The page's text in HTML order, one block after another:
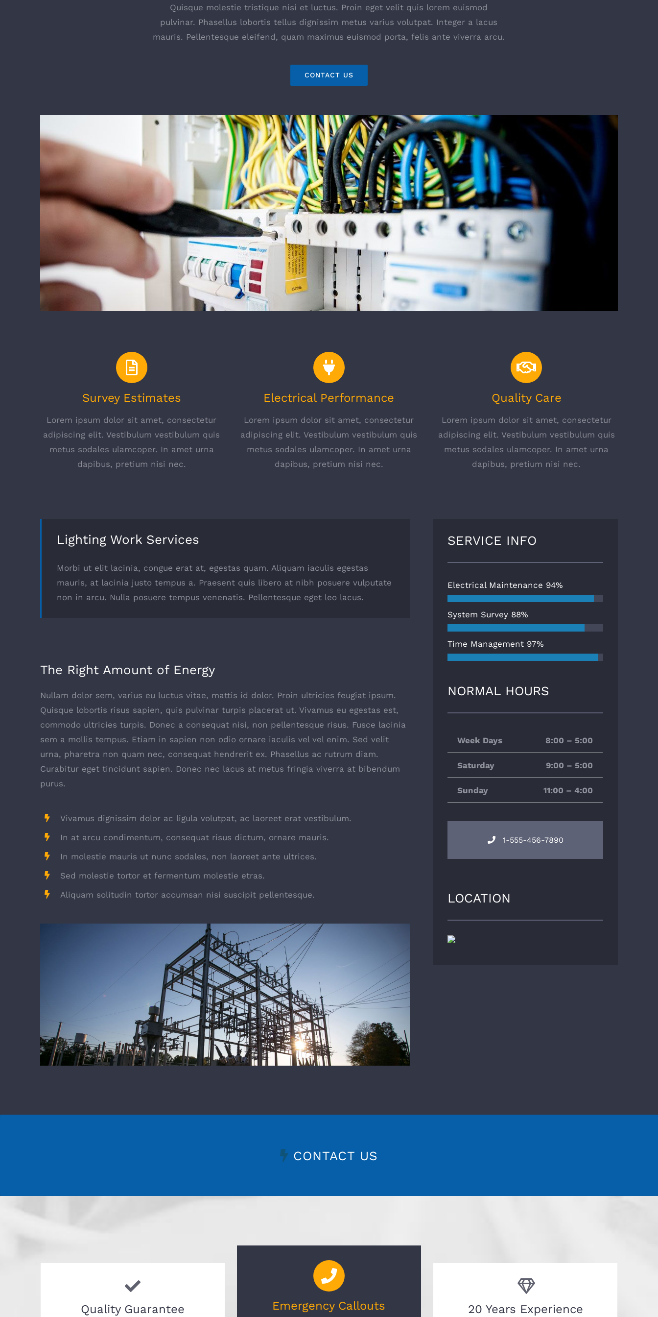
Quisque molestie tristique nisi et luctus. Proin eget velit quis lorem euismod
pulvinar. Phasellus lobortis tellus dignissim metus varius volutpat. Integer a lacus
mauris. Pellentesque eleifend, quam maximus euismod porta, felis ante viverra arcu.
CONTACT US
Survey Estimates
Lorem ipsum dolor sit amet, consectetur
adipiscing elit. Vestibulum vestibulum quis
metus sodales ulamcoper. In amet urna
dapibus, pretium nisi nec.
Electrical Performance
Lorem ipsum dolor sit amet, consectetur
adipiscing elit. Vestibulum vestibulum quis
metus sodales ulamcoper. In amet urna
dapibus, pretium nisi nec.
Quality Care
Lorem ipsum dolor sit amet, consectetur
adipiscing elit. Vestibulum vestibulum quis
metus sodales ulamcoper. In amet urna
dapibus, pretium nisi nec.
Lighting Work Services
Morbi ut elit lacinia, congue erat at, egestas quam. Aliquam iaculis egestas
mauris, at lacinia justo tempus a. Praesent quis libero at nibh posuere vulputate
non in arcu. Nulla posuere tempus venenatis. Pellentesque eget leo lacus.
The Right Amount of Energy
Nullam dolor sem, varius eu luctus vitae, mattis id dolor. Proin ultricies feugiat ipsum.
Quisque lobortis risus sapien, quis pulvinar turpis placerat ut. Vivamus eu egestas est,
commodo ultricies turpis. Donec a consequat nisi, non pellentesque risus. Fusce lacinia
sem a mollis tempus. Etiam in sapien non odio ornare iaculis vel vel enim. Sed velit
urna, pharetra non quam nec, consequat hendrerit ex. Phasellus ac rutrum diam.
Curabitur eget tincidunt sapien. Donec nec lacus at metus fringia viverra at bibendum
purus.
Vivamus dignissim dolor ac ligula volutpat, ac laoreet erat vestibulum.
In at arcu condimentum, consequat risus dictum, ornare mauris.
In molestie mauris ut nunc sodales, non laoreet ante ultrices.
Sed molestie tortor et fermentum molestie etras.
Aliquam solitudin tortor accumsan nisi suscipit pellentesque.
SERVICE INFO
Electrical Maintenance 94%
System Survey 88%
Time Management 97%
NORMAL HOURS
Week Days 8:00 – 5:00
Saturday 9:00 – 5:00
Sunday 11:00 – 4:00
1-555-456-7890
LOCATION
CONTACT US
Quality Guarantee Emergency Callouts 20 Years Experience